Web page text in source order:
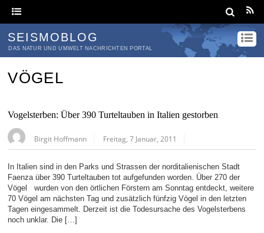
SEISMOBLOG
DAS NATUR UND UMWELT NACHRICHTEN PORTAL
VÖGEL
Vogelsterben: Über 390 Turteltauben in Italien gestorben
Birgit Hoffmann Freitag, 7 Januar, 2011
In Italien sind in den Parks und Strassen der norditalienischen Stadt
Faenza über 390 Turteltauben tot aufgefunden worden. Über 270 der
Vögel wurden von den örtlichen Förstern am Sonntag entdeckt, weitere
70 Vögel am nächsten Tag und zusätzlich fünfzig Vögel in den letzten
Tagen eingesammelt. Derzeit ist die Todesursache des Vogelsterbens
noch unklar. Die […]